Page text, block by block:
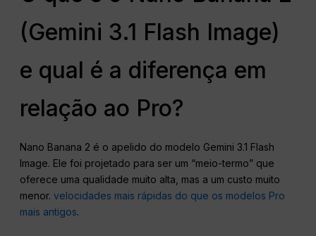
(Gemini 3.1 Flash Image)
e qual é a diferença em
relação ao Pro?
Nano Banana 2 é o apelido do modelo Gemini 3.1 Flash
Image. Ele foi projetado para ser um “meio-termo” que
oferece uma qualidade muito alta, mas a um custo muito
menor.velocidades mais rápidas do que os modelos Pro
mais antigos.